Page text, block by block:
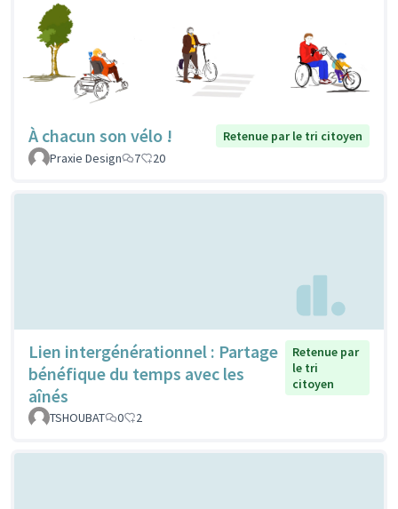
À chacun son vélo !
Retenue par le tri citoyen
Praxie Design
7 20
Lien intergénérationnel : Partage
bénéfique du temps avec les
aînés
Retenue par
le tri
citoyen
TSHOUBAT 0 2